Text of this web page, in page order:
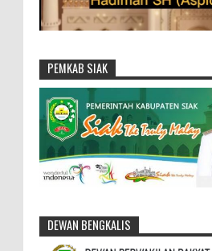
PEMKAB SIAK
DEWAN BENGKALIS